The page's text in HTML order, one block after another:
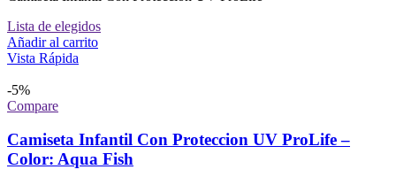
Lista de elegidos
Añadir al carrito
Vista Rápida
-5%
Compare
Camiseta Infantil Con Proteccion UV ProLife –
Color: Aqua Fish